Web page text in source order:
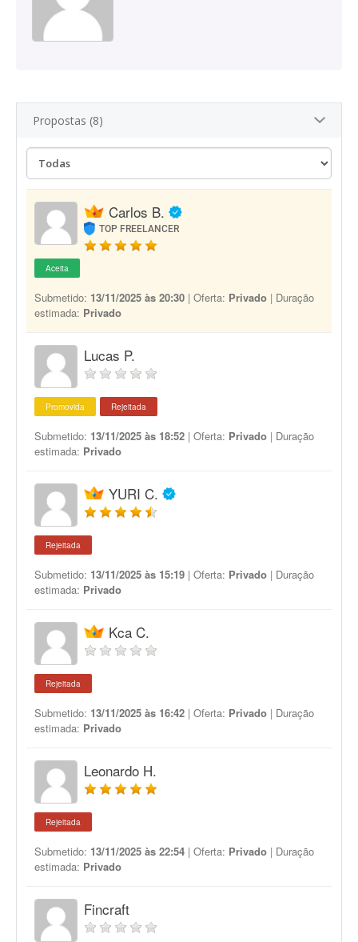
Propostas (8)
Carlos B.
TOP FREELANCER
Aceita
Submetido: 13/11/2025 às 20:30 | Oferta: Privado | Duração
estimada: Privado
Lucas P.
Promovida Rejeitada
Submetido: 13/11/2025 às 18:52 | Oferta: Privado | Duração
estimada: Privado
YURI C.
Rejeitada
Submetido: 13/11/2025 às 15:19 | Oferta: Privado | Duração
estimada: Privado
Kca C.
Rejeitada
Submetido: 13/11/2025 às 16:42 | Oferta: Privado | Duração
estimada: Privado
Leonardo H.
Rejeitada
Submetido: 13/11/2025 às 22:54 | Oferta: Privado | Duração
estimada: Privado
Fincraft